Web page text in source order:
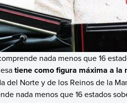
nada menos que 16
tiene como figura máxima a la
del Norte y de los Reinos de la
nada menos que 16 estados